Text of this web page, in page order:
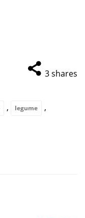
3shares
, legume ,